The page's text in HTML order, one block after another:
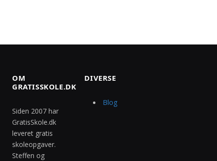
OM
GRATISSKOLE.DK
Siden 2007 har
GratisSkole.dk
leveret gratis
skoleopgaver.
Steffen og
DIVERSE
Blog